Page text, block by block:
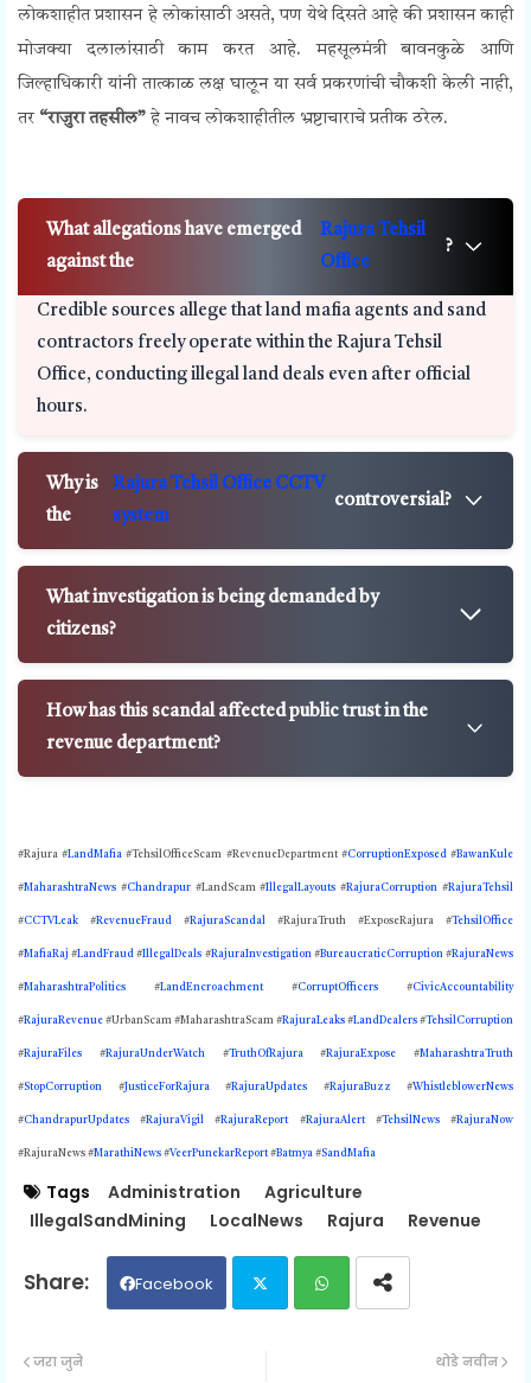
लोकशाहीत प्रशासन हे लोकांसाठी असते, पण येथे दिसते आहे की प्रशासन काही
मोजक्या दलालांसाठी काम करत आहे. महसूलमंत्री बावनकुळे आणि
जिल्हाधिकारी यांनी तात्काळ लक्ष घालून या सर्व प्रकरणांची चौकशी केली नाही,
तर “राजुरा तहसील” हे नावच लोकशाहीतील भ्रष्टाचाराचे प्रतीक ठरेल.
What allegations have emerged
against the
Rajura Tehsil
Office
?
Credible sources allege that land mafia agents and sand
contractors freely operate within the Rajura Tehsil
Office, conducting illegal land deals even after official
hours.
Why is
the
Rajura Tehsil Office CCTV
system
controversial?
What investigation is being demanded by
citizens?
How has this scandal affected public trust in the
revenue department?
#Rajura #LandMafia #TehsilOfficeScam #RevenueDepartment #CorruptionExposed#BawanKule
#MaharashtraNews #Chandrapur#LandScam #IllegalLayouts #RajuraCorruption #RajuraTehsil
#CCTVLeak #RevenueFraud #RajuraScandal #RajuraTruth #ExposeRajura #TehsilOffice
#MafiaRaj #LandFraud #IllegalDeals #RajuraInvestigation#BureaucraticCorruption#RajuraNews
#MaharashtraPolitics #LandEncroachment#CorruptOfficers #CivicAccountability
#RajuraRevenue #UrbanScam #MaharashtraScam #RajuraLeaks #LandDealers #TehsilCorruption
#RajuraFiles #RajuraUnderWatch#TruthOfRajura#RajuraExpose #MaharashtraTruth
#StopCorruption #JusticeForRajura#RajuraUpdates #RajuraBuzz #WhistleblowerNews
#ChandrapurUpdates #RajuraVigil #RajuraReport#RajuraAlert#TehsilNews#RajuraNow
#RajuraNews #MarathiNews #VeerPunekarReport#Batmya #SandMafia
Tags Administration
Agriculture
IllegalSandMining
LocalNews Rajura Revenue
Facebook
थोडे नवीन
जरा जुने